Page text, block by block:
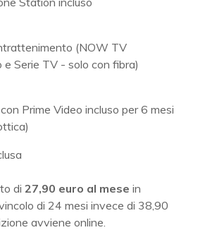
(NOW TV
Serie TV - solo con fibra)
Prime Video incluso per 6 mesi
di 27,90 euro al mese in
di 24 mesi invece di 38,90
avviene online.